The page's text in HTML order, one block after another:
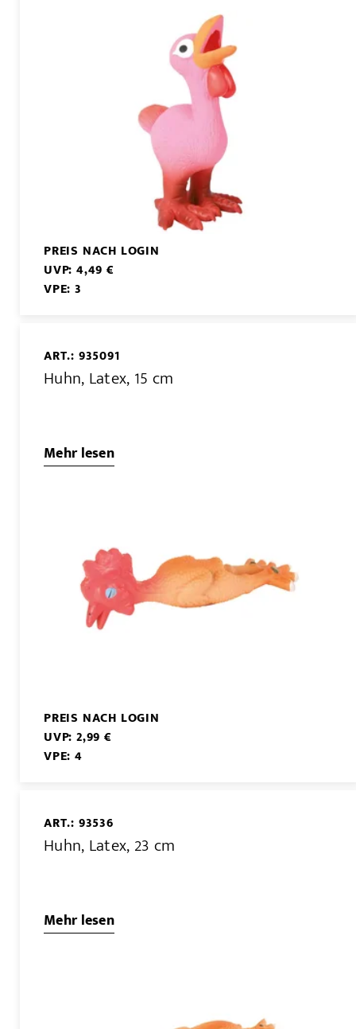
PREIS NACH LOGIN
UVP: 4,49 €
VPE: 3
ART.: 935091
Huhn, Latex, 15 cm
Mehr lesen
PREIS NACH LOGIN
UVP: 2,99 €
VPE: 4
ART.: 93536
Huhn, Latex, 23 cm
Mehr lesen